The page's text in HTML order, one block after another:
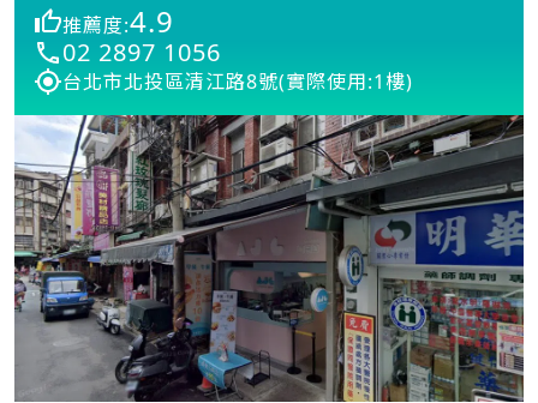
推薦度:4.9
02 2897 1056
台北市北投區清江路8號(實際使用:1樓)